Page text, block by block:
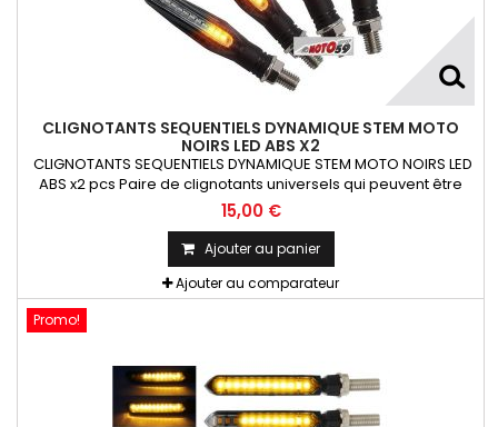
CLIGNOTANTS SEQUENTIELS DYNAMIQUE STEM MOTO
NOIRS LED ABS X2
CLIGNOTANTS SEQUENTIELS DYNAMIQUE STEM MOTO NOIRS LED
ABS x2 pcs Paire de clignotants universels qui peuvent être
adaptables sur toutes motos ou scooters
15,00 €
Ajouter au panier
Ajouter au comparateur
Promo!